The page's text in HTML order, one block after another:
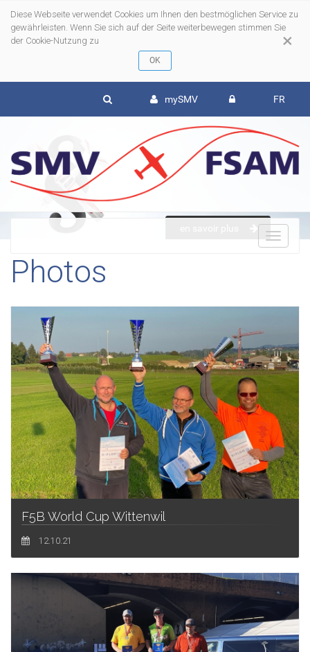
×
Diese Webseite verwendet Cookies um Ihnen den bestmöglichen Service zu
gewährleisten. Wenn Sie sich auf der Seite weiterbewegen stimmen Sie
der Cookie-Nutzung zu
mySMV FR
Photos
F5B World Cup Wittenwil
12.10.21